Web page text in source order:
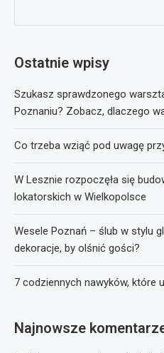
Ostatnie wpisy
Szukasz sprawdzonego
Poznaniu? Zobacz, dlaczego
Co trzeba wziąć pod uwagę
W Lesznie rozpoczęła się
lokatorskich w Wielkopolsce
Wesele Poznań – ślub w stylu
dekoracje, by olśnić gości?
7 codziennych nawyków, które
Najnowsze